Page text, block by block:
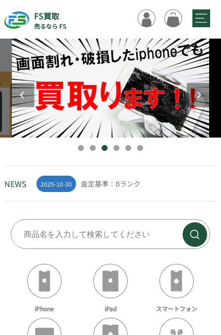
FS買取
売るなら FS
NEWS
2025-06-06 佐川急便・着払いキャンペーン
2026-05-07 GW休業のお知らせ:5月2日～6日
2025-11-17
【重要なお知らせ】2025年11月サイトリニ
ューアルについて
2025-10-30 査定基準：Bランク
2025-06-06 佐川急便・着払いキャンペーン
iPhone iPad スマートフォン